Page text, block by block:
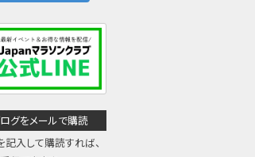
グをメールで購読
記入して購読すれば、